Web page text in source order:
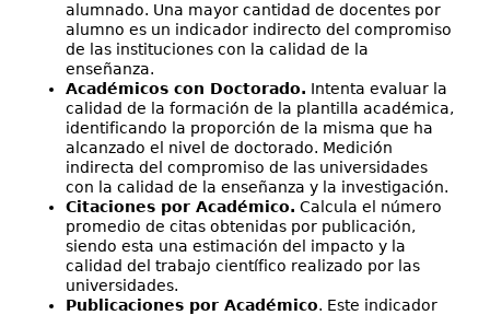
alumnado. Una mayor cantidad de docentes por
alumno es un indicador indirecto del compromiso
de las instituciones con la calidad de la
enseñanza.
Académicos con Doctorado. Intenta evaluar la
calidad de la formación de la plantilla académica,
identificando la proporción de la misma que ha
alcanzado el nivel de doctorado. Medición
indirecta del compromiso de las universidades
con la calidad de la enseñanza y la investigación.
Citaciones por Académico. Calcula el número
promedio de citas obtenidas por publicación,
siendo esta una estimación del impacto y la
calidad del trabajo científico realizado por las
universidades.
Publicaciones por Académico. Este indicador